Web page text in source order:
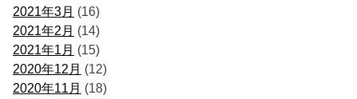
2021年3月 (16)
2021年2月 (14)
2021年1月 (15)
2020年12月 (12)
2020年11月 (18)